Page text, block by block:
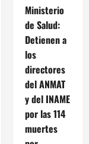
Ministerio
de Salud:
Detienen a
los
directores
del ANMAT
y del INAME
por las 114
muertes